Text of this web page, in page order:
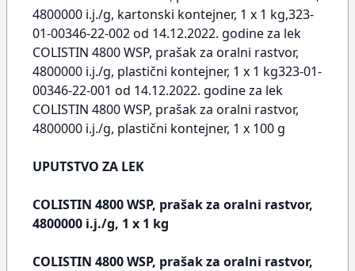
4800000 i.j./g, kartonski kontejner, 1 x 1 kg,323-
01-00346-22-002 od 14.12.2022. godine za lek
COLISTIN 4800 WSP, prašak za oralni rastvor,
4800000 i.j./g, plastični kontejner, 1 x 1 kg323-01-
00346-22-001 od 14.12.2022. godine za lek
COLISTIN 4800 WSP, prašak za oralni rastvor,
4800000 i.j./g, plastični kontejner, 1 x 100 g
UPUTSTVO ZA LEK
COLISTIN 4800 WSP, prašak za oralni rastvor,
4800000 i.j./g, 1 x 1 kg
COLISTIN 4800 WSP, prašak za oralni rastvor,